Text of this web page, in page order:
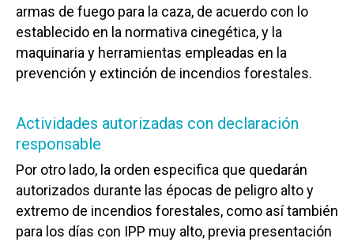
armas de fuego para la caza, de acuerdo con lo
establecido en la normativa cinegética, y la
maquinaria y herramientas empleadas en la
prevención y extinción de incendios forestales.
Actividades autorizadas con declaración
responsable
Por otro lado, la orden especifica que quedarán
autorizados durante las épocas de peligro alto y
extremo de incendios forestales, como así también
para los días con IPP muy alto, previa presentación